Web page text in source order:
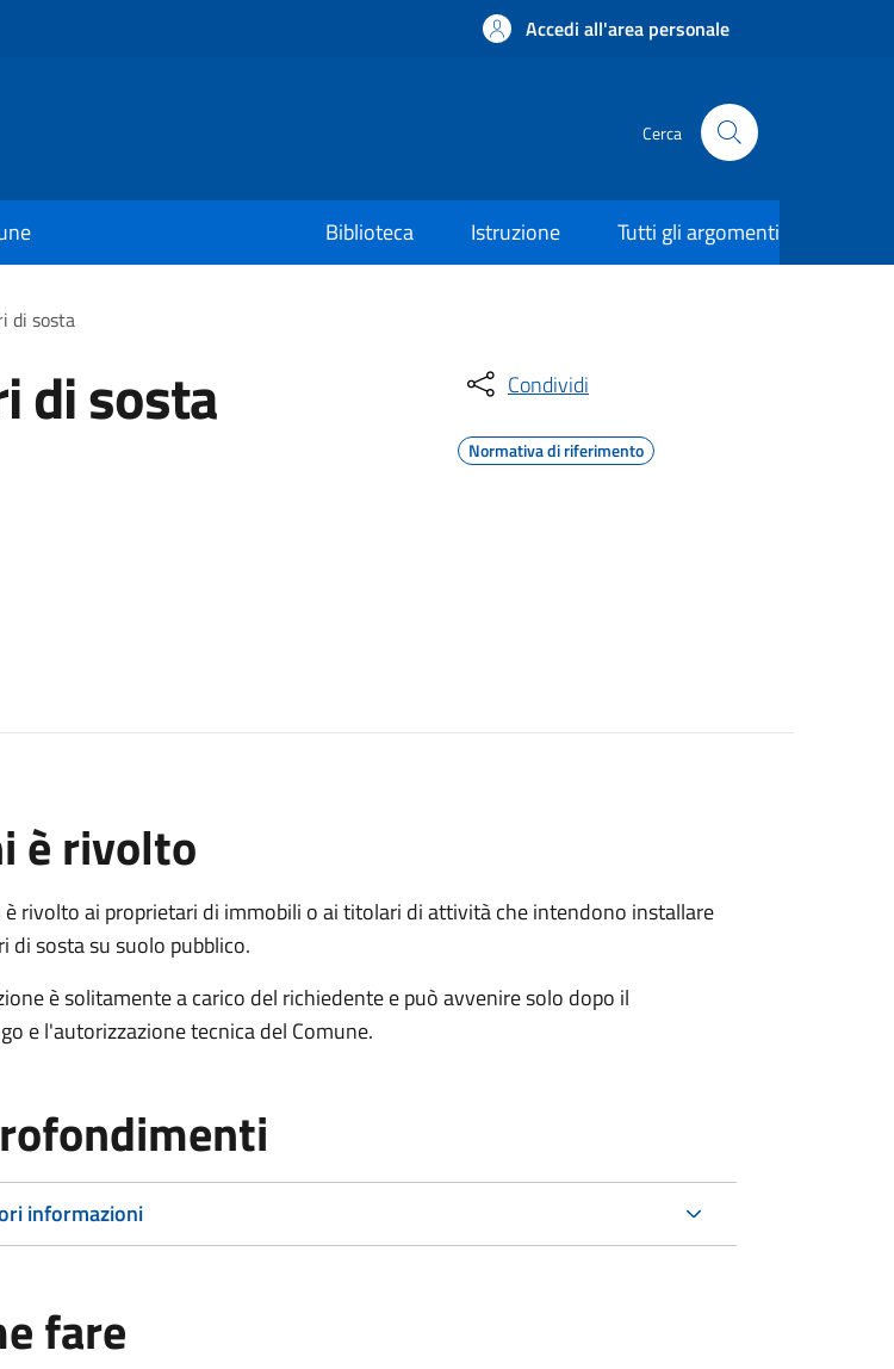
Accedi all'area personale
Cerca
Biblioteca Istruzione Tutti gli argomenti
di sosta
di sosta Condividi
Normativa di riferimento
è rivolto
è rivolto ai proprietari di immobili o ai titolari di attività che intendono installare
di sosta su suolo pubblico.
è solitamente a carico del richiedente e può avvenire solo dopo il
e l'autorizzazione tecnica del Comune.
informazioni
fare